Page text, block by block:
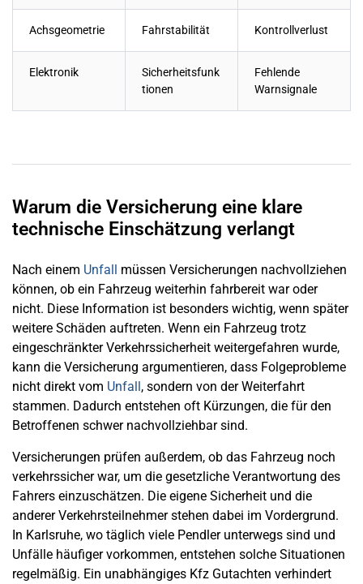
Achsgeometrie Fahrstabilität Kontrollverlust
Elektronik
Sicherheitsfunk
tionen
Fehlende
Warnsignale
Warum die Versicherung eine klare
technische Einschätzung verlangt
Nach einem Unfall müssen Versicherungen nachvollziehen
können, ob ein Fahrzeug weiterhin fahrbereit war oder
nicht. Diese Information ist besonders wichtig, wenn später
weitere Schäden auftreten. Wenn ein Fahrzeug trotz
eingeschränkter Verkehrssicherheit weitergefahren wurde,
kann die Versicherung argumentieren, dass Folgeprobleme
nicht direkt vom Unfall, sondern von der Weiterfahrt
stammen. Dadurch entstehen oft Kürzungen, die für den
Betroffenen schwer nachvollziehbar sind.
Versicherungen prüfen außerdem, ob das Fahrzeug noch
verkehrssicher war, um die gesetzliche Verantwortung des
Fahrers einzuschätzen. Die eigene Sicherheit und die
anderer Verkehrsteilnehmer stehen dabei im Vordergrund.
In Karlsruhe, wo täglich viele Pendler unterwegs sind und
Unfälle häufiger vorkommen, entstehen solche Situationen
regelmäßig. Ein unabhängiges Kfz Gutachten verhindert